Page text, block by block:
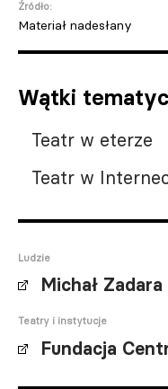
Źródło:
Materiał nadesłany
Wątki
Teatr w eterze
Teatr w
Ludzie
Michał Zadara
Teatry i instytucje
Fundacja